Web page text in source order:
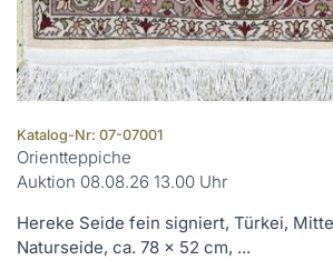
Katalog-Nr: 07-07001
Orientteppiche
Auktion 08.08.26 13.00 Uhr
Hereke Seide fein signiert, Türkei,
Naturseide, ca. 78 x 52 cm, ...